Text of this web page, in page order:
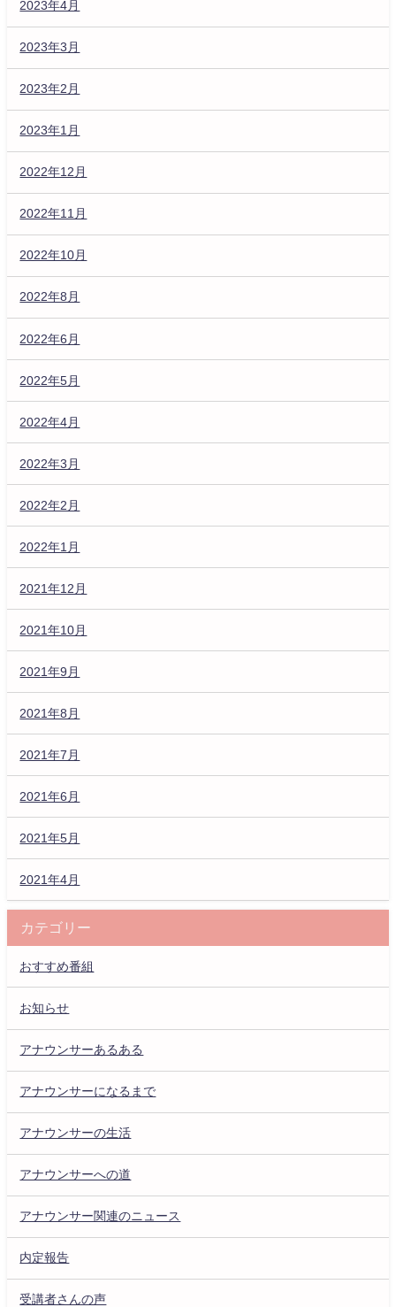
2023年4月
2023年3月
2023年2月
2023年1月
2022年12月
2022年11月
2022年10月
2022年8月
2022年6月
2022年5月
2022年4月
2022年3月
2022年2月
2022年1月
2021年12月
2021年10月
2021年9月
2021年8月
2021年7月
2021年6月
2021年5月
2021年4月
カテゴリー
おすすめ番組
お知らせ
アナウンサーあるある
アナウンサーになるまで
アナウンサーの生活
アナウンサーへの道
アナウンサー関連のニュース
内定報告
受講者さんの声